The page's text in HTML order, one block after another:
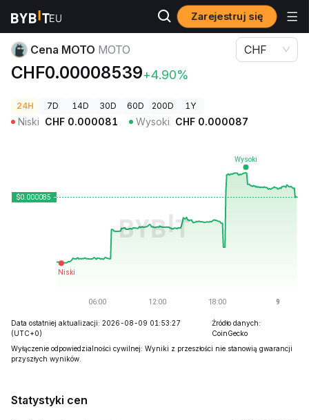
Zarejestruj się
Ceny kryptowalut Cena MOTO MOTO
Cena MOTO MOTO
CHF0.00008539+4.90%
CHF
24H 7D 14D 30D 60D 200D 1Y
Niski CHF 0.000081 Wysoki CHF 0.000087
Data ostatniej aktualizacji: 2026-08-09 01:53:27
(UTC+0)
Źródło danych:
CoinGecko
Wyłączenie odpowiedzialności cywilnej: Wyniki z przeszłości nie stanowią gwarancji
przyszłych wyników.
Statystyki cen